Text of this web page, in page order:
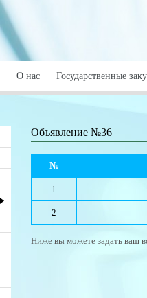
О нас Государственные
Объявление №36
№
1
2
Ниже вы можете задать ваш